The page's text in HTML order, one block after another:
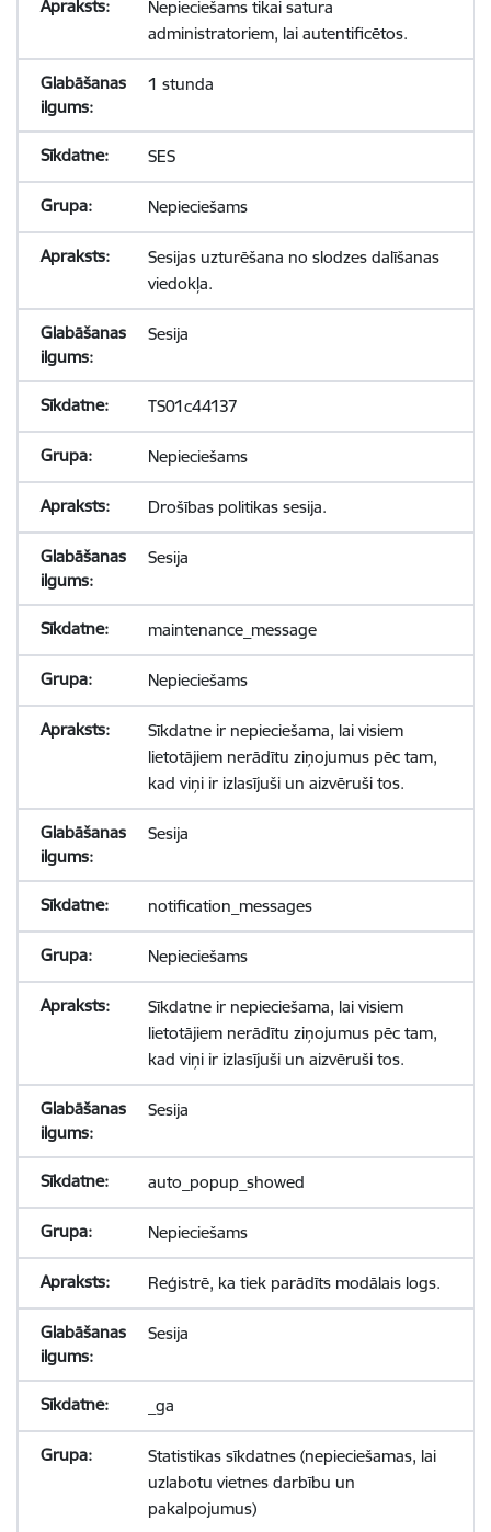
Nepieciešams tikai satura
administratoriem, lai autentificētos.
1 stunda
SES
Nepieciešams
Sesijas uzturēšana no slodzes dalīšanas
viedokļa.
Sesija
TS01c44137
Nepieciešams
Drošības politikas sesija.
Sesija
maintenance_message
Nepieciešams
Sīkdatne ir nepieciešama, lai visiem
lietotājiem nerādītu ziņojumus pēc tam,
kad viņi ir izlasījuši un aizvēruši tos.
Sesija
notification_messages
Nepieciešams
Sīkdatne ir nepieciešama, lai visiem
lietotājiem nerādītu ziņojumus pēc tam,
kad viņi ir izlasījuši un aizvēruši tos.
Sesija
auto_popup_showed
Nepieciešams
Reģistrē, ka tiek parādīts modālais logs.
Sesija
_ga
Statistikas sīkdatnes (nepieciešamas, lai
uzlabotu vietnes darbību un
pakalpojumus)